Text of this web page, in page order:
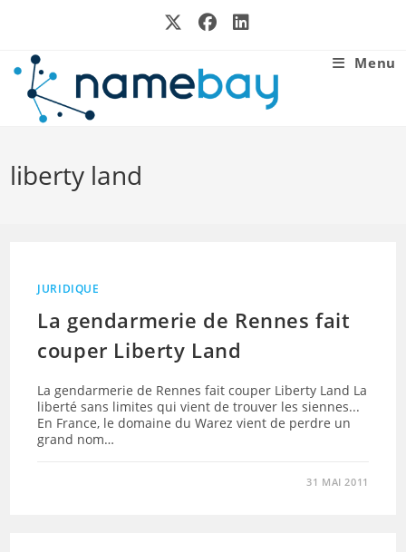
Menu
liberty land
JURIDIQUE
La gendarmerie de Rennes fait
couper Liberty Land
La gendarmerie de Rennes fait couper Liberty Land La
liberté sans limites qui vient de trouver les siennes...
En France, le domaine du Warez vient de perdre un
grand nom…
31 MAI 2011